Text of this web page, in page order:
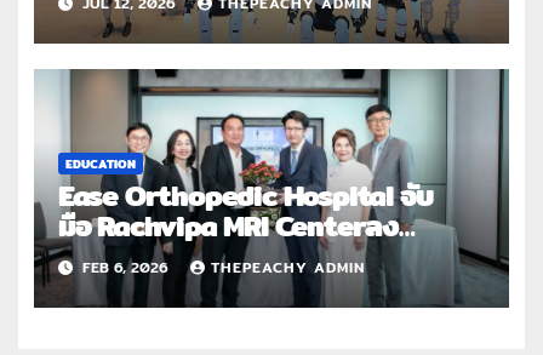
ศูนย์กลางการพัฒนา AI เพื่อธุรกิจ
พร้อมลงนาม MOU พันธมิตรทั้งระบบ
นิเวศ
EDUCATION
Ease Orthopedic Hospital จับ
มือ Rachvipa MRI Centerลง
นาม MOU เสริมศักยภาพการวินิจฉัย
และการรักษาโรคกระดูกและข้อยกระ
ดับระบบบริการสุขภาพเฉพาะทางด้วย
FEB 6, 2026 THEPEACHY ADMIN